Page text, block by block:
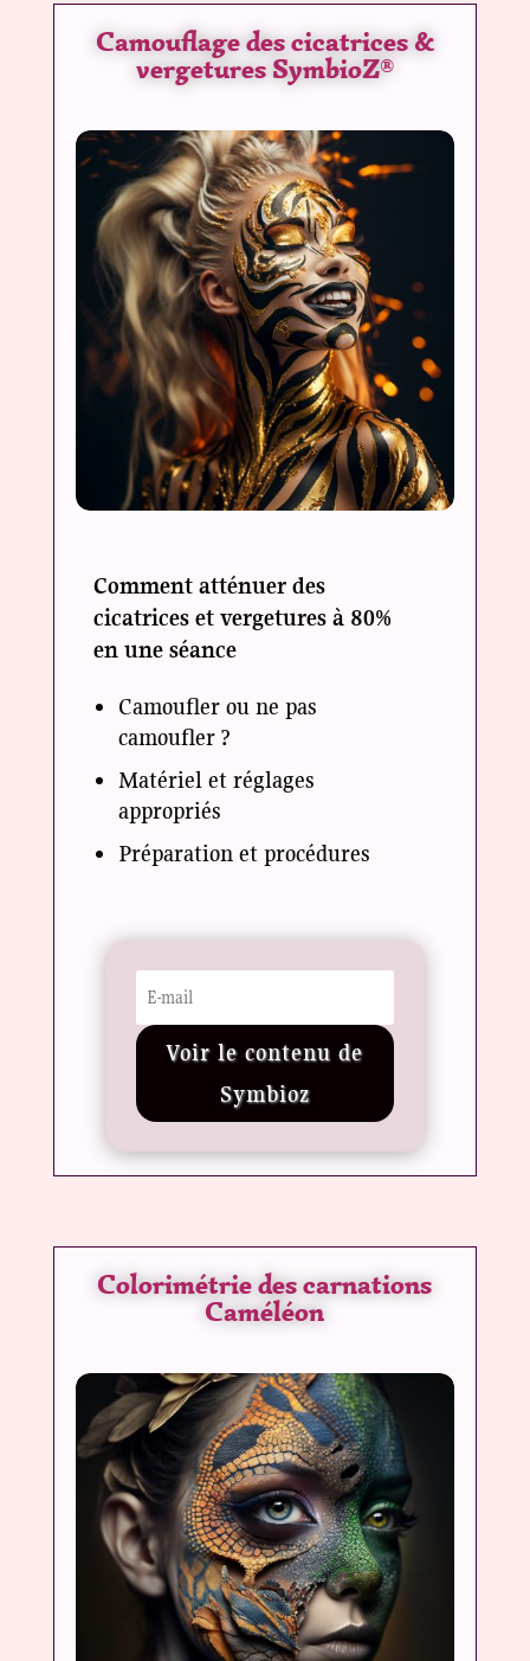
Camouflage des cicatrices &
vergetures SymbioZ®
Comment atténuer des
cicatrices et vergetures à 80%
en une séance
Camoufler ou ne pas
camoufler ?
Matériel et réglages
appropriés
Préparation et procédures
Voir le contenu de
Symbioz
Colorimétrie des carnations
Caméléon